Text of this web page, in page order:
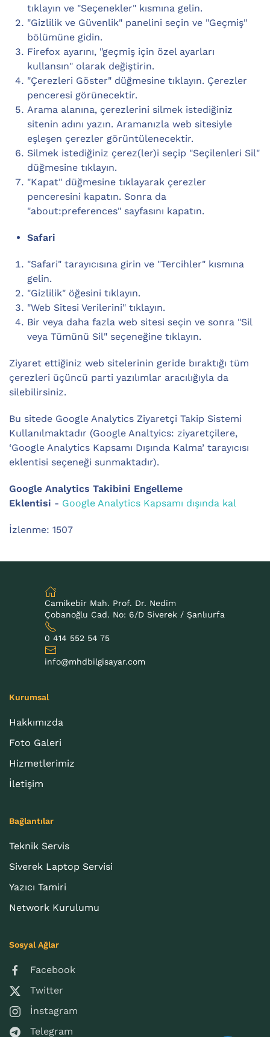
tıklayın ve "Seçenekler" kısmına gelin.
"Gizlilik ve Güvenlik" panelini seçin ve "Geçmiş"
bölümüne gidin.
Firefox ayarını, "geçmiş için özel ayarları
kullansın" olarak değiştirin.
"Çerezleri Göster" düğmesine tıklayın. Çerezler
penceresi görünecektir.
Arama alanına, çerezlerini silmek istediğiniz
sitenin adını yazın. Aramanızla web sitesiyle
eşleşen çerezler görüntülenecektir.
Silmek istediğiniz çerez(ler)i seçip "Seçilenleri Sil"
düğmesine tıklayın.
"Kapat" düğmesine tıklayarak çerezler
penceresini kapatın. Sonra da
"about:preferences" sayfasını kapatın.
Safari
"Safari" tarayıcısına girin ve "Tercihler" kısmına
gelin.
"Gizlilik" öğesini tıklayın.
"Web Sitesi Verilerini" tıklayın.
Bir veya daha fazla web sitesi seçin ve sonra "Sil
veya Tümünü Sil" seçeneğine tıklayın.
Ziyaret ettiğiniz web sitelerinin geride bıraktığı tüm
çerezleri üçüncü parti yazılımlar aracılığıyla da
silebilirsiniz.
Bu sitede Google Analytics Ziyaretçi Takip Sistemi
Kullanılmaktadır (Google Analtyics: ziyaretçilere,
‘Google Analytics Kapsamı Dışında Kalma’ tarayıcısı
eklentisi seçeneği sunmaktadır).
Google Analytics Takibini Engelleme
Eklentisi - Google Analytics Kapsamı dışında kal
İzlenme: 1507
Camikebir Mah. Prof. Dr. Nedim
Çobanoğlu Cad. No: 6/D Siverek / Şanlıurfa
0 414 552 54 75
info@mhdbilgisayar.com
Kurumsal
Hakkımızda
Foto Galeri
Hizmetlerimiz
İletişim
Bağlantılar
Teknik Servis
Siverek Laptop Servisi
Yazıcı Tamiri
Network Kurulumu
Sosyal Ağlar
Facebook
Twitter
İnstagram
Telegram